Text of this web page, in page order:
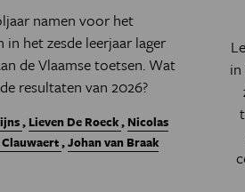
namen voor het
in het zesde leerjaar lager
de Vlaamse toetsen. Wat
resultaten van 2026?
, Lieven De Roeck, Nicolas
,Johan van Braak